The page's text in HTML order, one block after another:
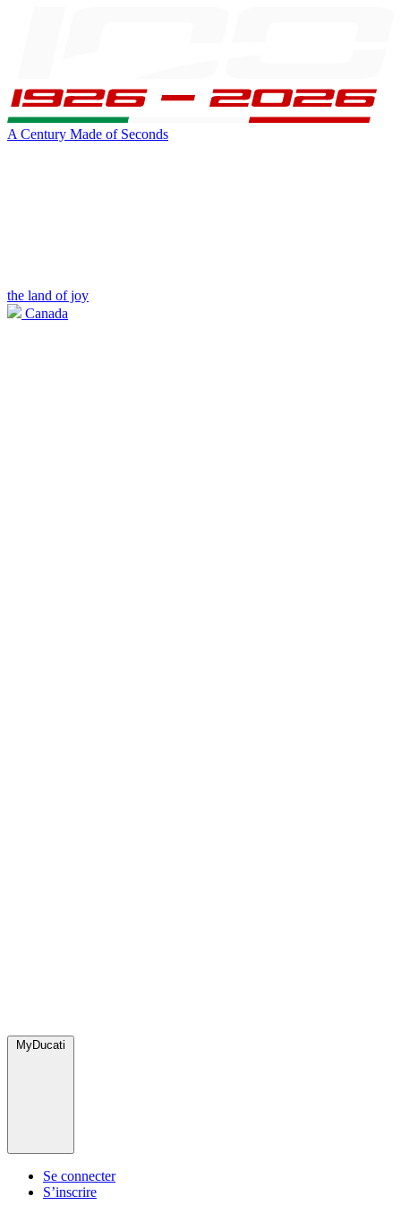
A Century Made of Seconds
the land of joy
Canada
MyDucati
Se connecter
S’inscrire